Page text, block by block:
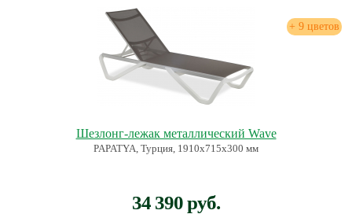
+ 9 цветов
Шезлонг-лежак металлический Wave
PAPATYA, Турция, 1910х715х300 мм
34 390 руб.